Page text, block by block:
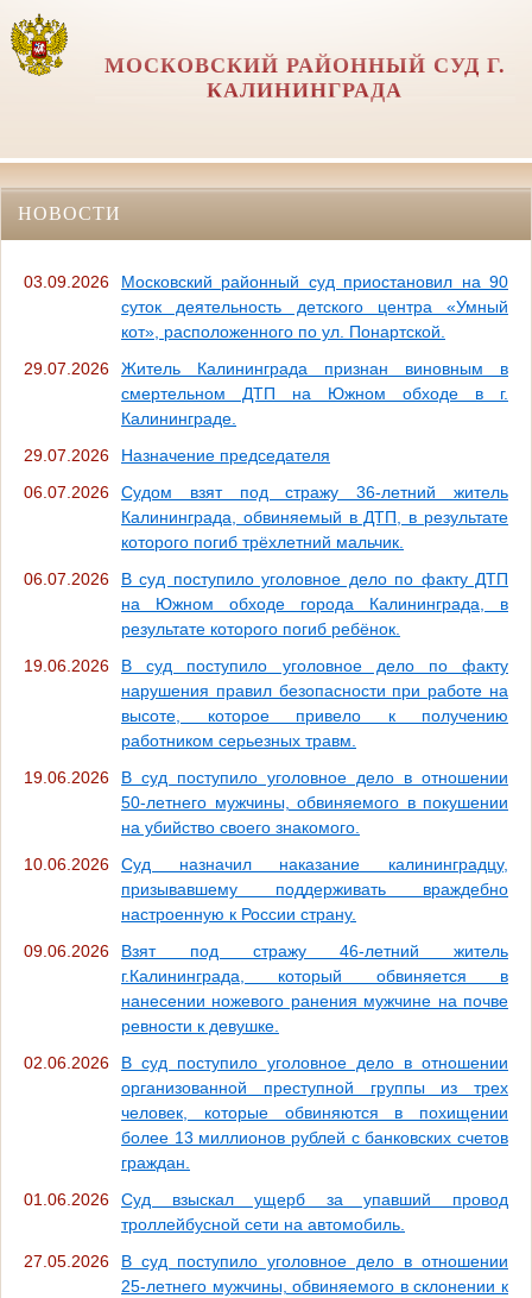
МОСКОВСКИЙ РАЙОННЫЙ СУД Г.
КАЛИНИНГРАДА
НОВОСТИ
03.09.2026
Московский районный суд приостановил на 90
суток деятельность детского центра «Умный
кот», расположенного по ул. Понартской.
29.07.2026
Житель Калининграда признан виновным в
смертельном ДТП на Южном обходе в г.
Калининграде.
29.07.2026
Назначение председателя
06.07.2026
Судом взят под стражу 36-летний житель
Калининграда, обвиняемый в ДТП, в результате
которого погиб трёхлетний мальчик.
06.07.2026
В суд поступило уголовное дело по факту ДТП
на Южном обходе города Калининграда, в
результате которого погиб ребёнок.
19.06.2026
В суд поступило уголовное дело по факту
нарушения правил безопасности при работе на
высоте, которое привело к получению
работником серьезных травм.
19.06.2026
В суд поступило уголовное дело в отношении
50-летнего мужчины, обвиняемого в покушении
на убийство своего знакомого.
10.06.2026
Суд назначил наказание калининградцу,
призывавшему поддерживать враждебно
настроенную к России страну.
09.06.2026
Взят под стражу 46-летний житель
г.Калининграда, который обвиняется в
нанесении ножевого ранения мужчине на почве
ревности к девушке.
02.06.2026
В суд поступило уголовное дело в отношении
организованной преступной группы из трех
человек, которые обвиняются в похищении
более 13 миллионов рублей с банковских счетов
граждан.
01.06.2026
Суд взыскал ущерб за упавший провод
троллейбусной сети на автомобиль.
27.05.2026
В суд поступило уголовное дело в отношении
25-летнего мужчины, обвиняемого в склонении к